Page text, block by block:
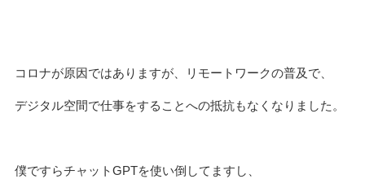
コロナが原因ではありますが、リモートワークの普及で、
デジタル空間で仕事をすることへの抵抗もなくなりました。
僕ですらチャットGPTを使い倒してますし、